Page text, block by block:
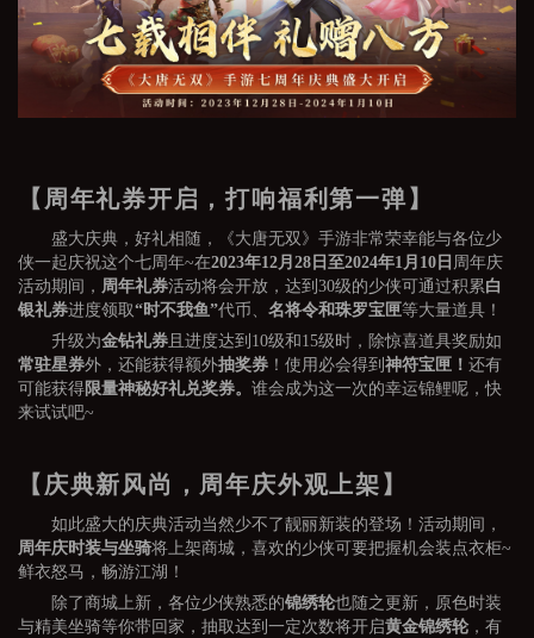
【周年礼券开启，打响福利第一弹】
盛大庆典，好礼相随，《大唐无双》手游非常荣幸能与各位少
侠一起庆祝这个七周年~在2023年12月28日至2024年1月10日 周年庆
活动期间， 周年礼券活动将会开放，达到30级的少侠可通过积累白
银礼券进度领取“时不我鱼”代币、 名将令和珠罗宝匣等大量道具！
升级为金钻礼券且进度达到10级和15级时，除惊喜道具奖励如
常驻星券外，还能获得额外抽奖券！使用必会得到 神符宝匣！ 还有
可能获得限量神秘好礼兑奖券。 谁会成为这一次的幸运锦鲤呢，快
来试试吧~
【庆典新风尚，周年庆外观上架】
如此盛大的庆典活动当然少不了靓丽新装的登场！活动期间，
周年庆时装与坐骑将上架商城，喜欢的少侠可要把握机会装点衣柜~
鲜衣怒马，畅游江湖！
除了商城上新，各位少侠熟悉的锦绣轮也随之更新，原色时装
与精美坐骑等你带回家，抽取达到一定次数将开启黄金锦绣轮，有